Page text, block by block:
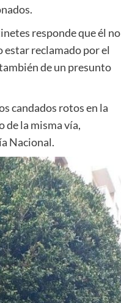
responde que él no
estar reclamado por el
de un presunto
candados rotos en la
de la misma vía,
Nacional.